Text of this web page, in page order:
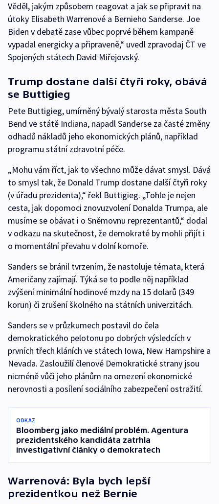
Věděl, jakým způsobem reagovat a jak se připravit na
útoky Elisabeth Warrenové a Bernieho Sanderse. Joe
Biden v debatě zase vůbec poprvé během kampaně
vypadal energicky a připraveně,“ uvedl zpravodaj ČT ve
Spojených státech David Miřejovský.
Trump dostane další čtyři roky, obává
se Buttigieg
Pete Buttigieg, umírněný bývalý starosta města South
Bend ve státě Indiana, napadl Sanderse za časté změny
odhadů nákladů jeho ekonomických plánů, například
programu státní zdravotní péče.
„Mohu vám říct, jak to všechno může dávat smysl. Dává
to smysl tak, že Donald Trump dostane další čtyři roky
(v úřadu prezidenta),“ řekl Buttigieg. „Tohle je nejen
cesta, jak dopomoci znovuzvolení Donalda Trumpa, ale
musíme se obávat i o Sněmovnu reprezentantů,“ dodal
v odkazu na skutečnost, že demokraté by mohli přijít i
o momentální převahu v dolní komoře.
Sanders se bránil tvrzením, že nastoluje témata, která
Američany zajímají. Týká se to podle něj například
zvýšení minimální hodinové mzdy na 15 dolarů (349
korun) či zrušení školného na státních univerzitách.
Sanders se v průzkumech postavil do čela
demokratického pelotonu po dobrých výsledcích v
prvních třech kláních ve státech Iowa, New Hampshire a
Nevada. Zasloužilí členové Demokratické strany jsou
nicméně vůči jeho plánům na omezení ekonomické
nerovnosti a posílení sociálního zabezpečení ostražití.
ODKAZ
Bloomberg jako mediální problém. Agentura
prezidentského kandidáta zatrhla
investigativní články o demokratech
Warrenová: Byla bych lepší
prezidentkou než Bernie